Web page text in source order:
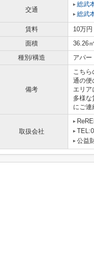
交通
総武
総武
賃料 10万円
面積
36.26㎡
種別/構造
アパ
備考
こちら
通の便
エリア
多様な
にご連
取扱会社
公益